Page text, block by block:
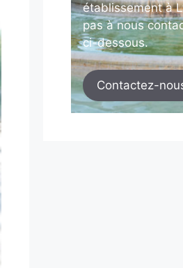
établissement à
pas à nous
ci-dessous.
Contactez-